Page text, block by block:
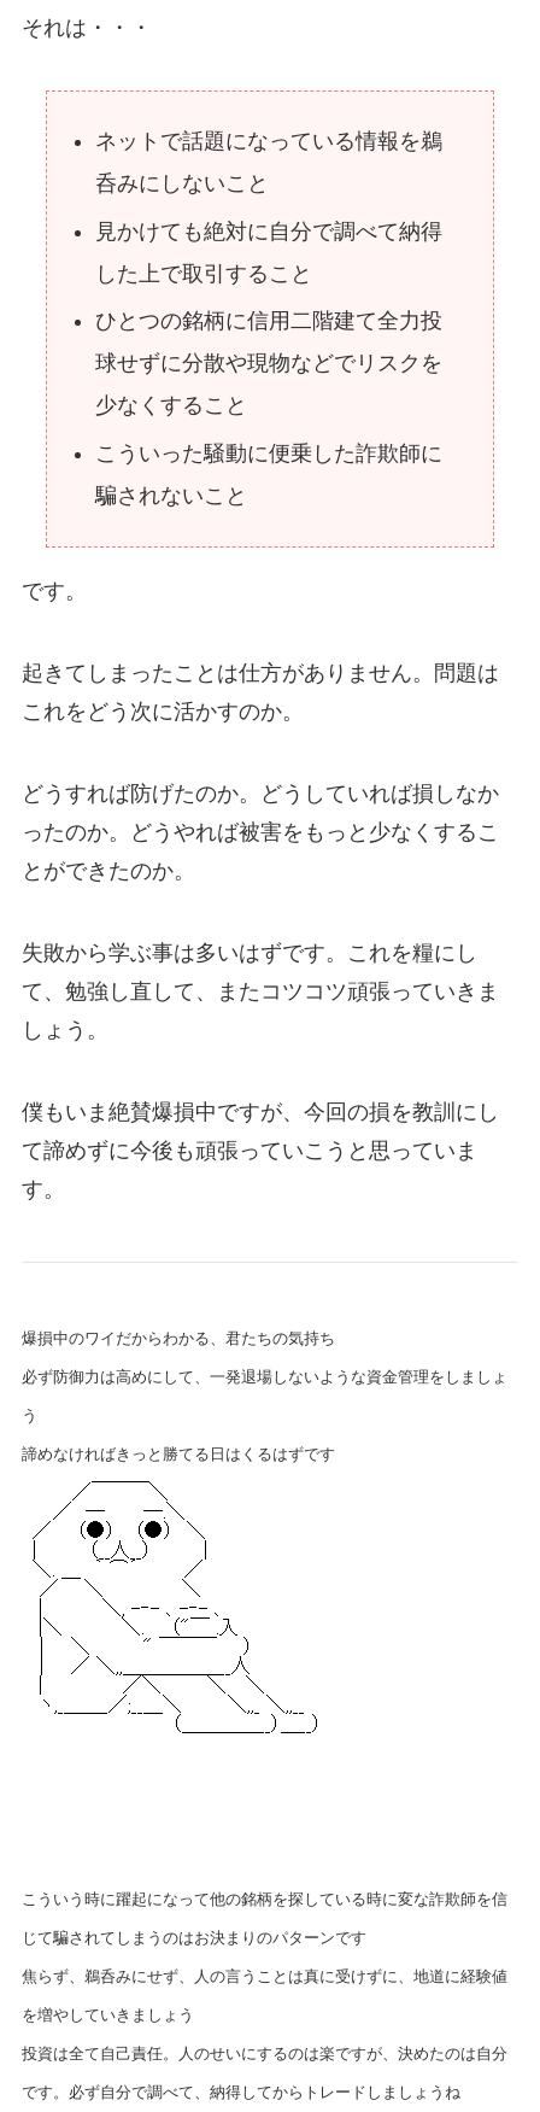
それは・・・
ネットで話題になっている情報を鵜
呑みにしないこと
見かけても絶対に自分で調べて納得
した上で取引すること
ひとつの銘柄に信用二階建て全力投
球せずに分散や現物などでリスクを
少なくすること
こういった騒動に便乗した詐欺師に
騙されないこと
です。
起きてしまったことは仕方がありません。問題は
これをどう次に活かすのか。
どうすれば防げたのか。どうしていれば損しなか
ったのか。どうやれば被害をもっと少なくするこ
とができたのか。
失敗から学ぶ事は多いはずです。これを糧にし
て、勉強し直して、またコツコツ頑張っていきま
しょう。
僕もいま絶賛爆損中ですが、今回の損を教訓にし
て諦めずに今後も頑張っていこうと思っていま
す。
爆損中のワイだからわかる、君たちの気持ち
必ず防御力は高めにして、一発退場しないような資金管理をしましょ
う
諦めなければきっと勝てる日はくるはずです
こういう時に躍起になって他の銘柄を探している時に変な詐欺師を信
じて騙されてしまうのはお決まりのパターンです
焦らず、鵜呑みにせず、人の言うことは真に受けずに、地道に経験値
を増やしていきましょう
投資は全て自己責任。人のせいにするのは楽ですが、決めたのは自分
です。必ず自分で調べて、納得してからトレードしましょうね